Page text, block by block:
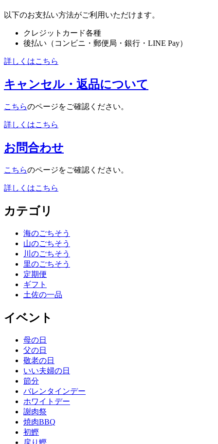
以下のお支払い方法がご利用いただけます。
クレジットカード各種
後払い（コンビニ・郵便局・銀行・LINE Pay）
詳しくはこちら
キャンセル・返品について
こちらのページをご確認ください。
詳しくはこちら
お問合わせ
こちらのページをご確認ください。
詳しくはこちら
カテゴリ
海のごちそう
山のごちそう
川のごちそう
里のごちそう
定期便
ギフト
土佐の一品
イベント
母の日
父の日
敬老の日
いい夫婦の日
節分
バレンタインデー
ホワイトデー
謝肉祭
焼肉BBQ
初鰹
戻り鰹